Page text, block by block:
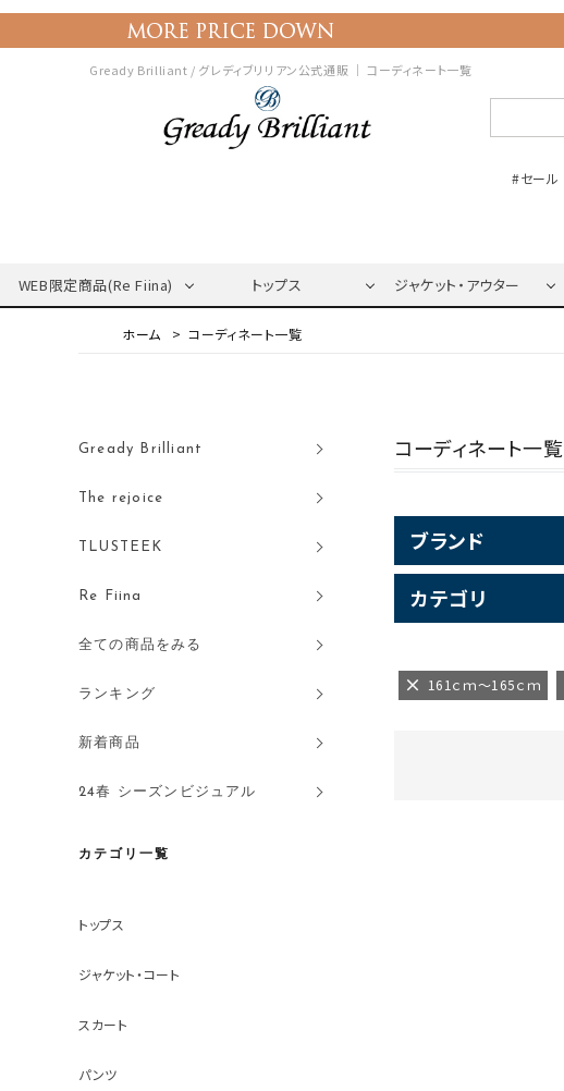
Gready Brilliant / グレディブリリアン公式通販 ｜ コーディネート一覧
#セール
WEB限定商品(Re Fiina) トップス ジャケット・アウター
コーディネート一覧
Gready Brilliant
The rejoice
TLUSTEEK
Re Fiina
全ての商品をみる
ランキング
新着商品
24春 シーズンビジュアル
カテゴリ一覧
トップス
ジャケット・コート
スカート
パンツ
コーディネート一覧
ブランド
カテゴリ
161ｃｍ～165ｃｍ